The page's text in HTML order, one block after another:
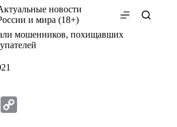
новости
и мира (18+)
мошенников, похищавших